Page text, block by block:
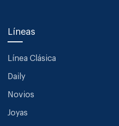
Líneas
Línea Clásica
Daily
Novios
Joyas